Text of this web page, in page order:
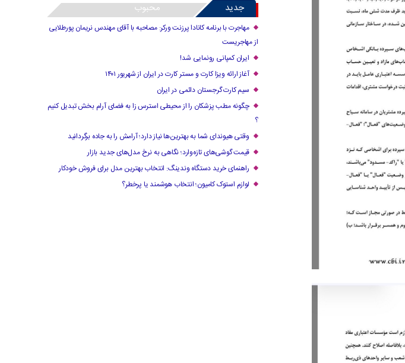
جدید محبوب
مهاجرت با برنامه کانادا پرزنت ورکر: مصاحبه با آقای مهندس نریمان پورطلایی
از مهاجریست
ایران کمپانی رونمایی شد!
آغاز ارائه ویزا کارت و مستر کارت در ایران از شهریور ۱۴۰۱
سیم کارت گرجستان دائمی در ایران
چگونه مطب پزشکان را از محیطی استرس زا به فضای آرام بخش تبدیل کنیم
؟
وقتی هیوندای شما به بهترین‌ها نیاز دارد؛ آرامش را به جاده برگردانید
قیمت گوشی‌های تازه‌وارد؛ نگاهی به نرخ مدل‌های جدید بازار
راهنمای خرید دستگاه وندینگ: انتخاب بهترین مدل برای فروش خودکار
لوازم استوک کامیون؛ انتخاب هوشمند یا پرخطر؟